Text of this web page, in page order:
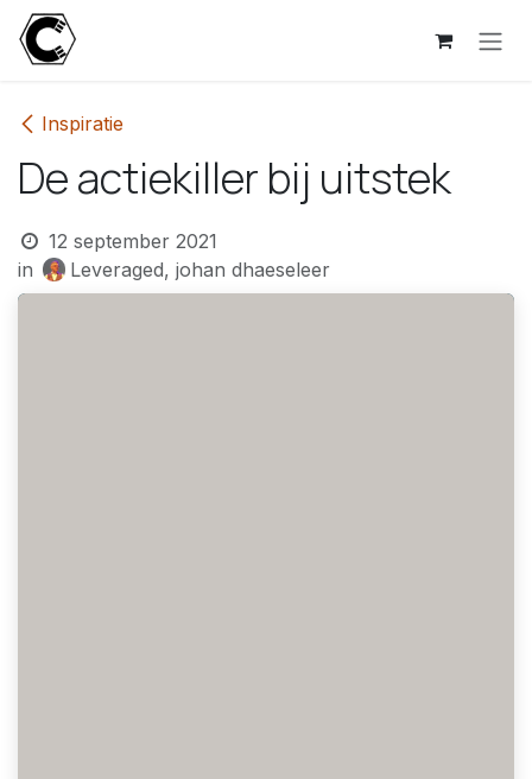
Overslaan naar inhoud
Inspiratie
De actiekiller bij uitstek
12 september 2021
in
Leveraged, johan dhaeseleer